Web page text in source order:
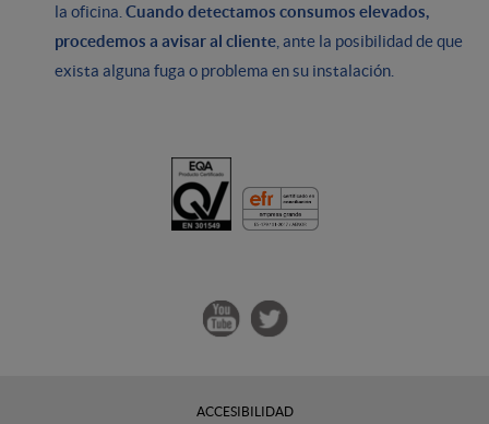
la oficina. Cuando detectamos consumos elevados,
procedemos a avisar al cliente , ante la posibilidad de que
exista alguna fuga o problema en su instalación.
ACCESIBILIDAD